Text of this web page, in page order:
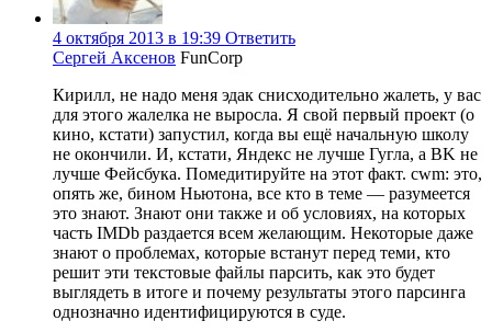
4 октября 2013 в 19:39 Ответить
Сергей Аксенов FunCorp
Кирилл, не надо меня эдак снисходительно жалеть, у вас
для этого жалелка не выросла. Я свой первый проект (о
кино, кстати) запустил, когда вы ещё начальную школу
не окончили. И, кстати, Яндекс не лучше Гугла, а BK не
лучше Фейсбука. Помедитируйте на этот факт. cwm: это,
опять же, бином Ньютона, все кто в теме — разумеется
это знают. Знают они также и об условиях, на которых
часть IMDb раздается всем желающим. Некоторые даже
знают о проблемах, которые встанут перед теми, кто
решит эти текстовые файлы парсить, как это будет
выглядеть в итоге и почему результаты этого парсинга
однозначно идентифицируются в суде.